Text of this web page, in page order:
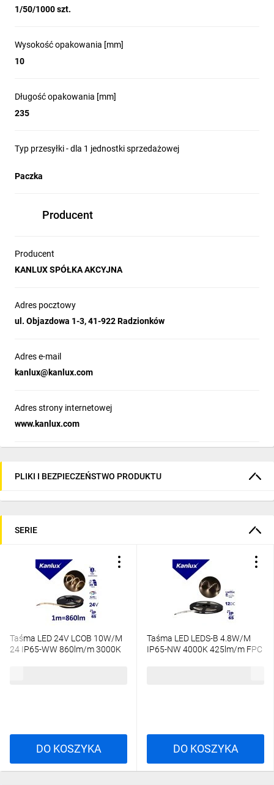
1/50/1000 szt.
Wysokość opakowania [mm]
10
Długość opakowania [mm]
235
Typ przesyłki - dla 1 jednostki sprzedażowej
Paczka
Producent
Producent
KANLUX SPÓŁKA AKCYJNA
Adres pocztowy
ul. Objazdowa 1-3, 41-922 Radzionków
Adres e-mail
kanlux@kanlux.com
Adres strony internetowej
www.kanlux.com
PLIKI I BEZPIECZEŃSTWO PRODUKTU
SERIE
Taśma LED 24V LCOB 10W/M
24 IP65-WW 860lm/m 3000K
DO KOSZYKA
Taśma LED LEDS-B 4.8W/M
IP65-NW 4000K 425lm/m FPC
DO KOSZYKA